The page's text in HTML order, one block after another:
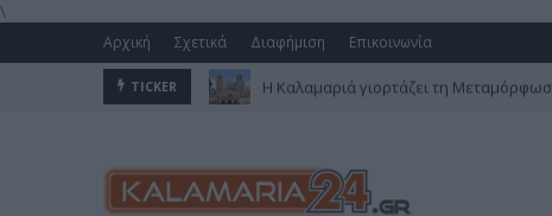
\
Αρχική Σχετικά Διαφήμιση Επικοινωνία
TICKER Η Καλαμαριά γιορτάζει τη